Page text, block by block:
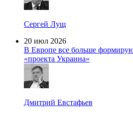
Сергей Лущ
20 июл 2026
В Европе все больше
«проекта Украина»
Дмитрий Евстафьев